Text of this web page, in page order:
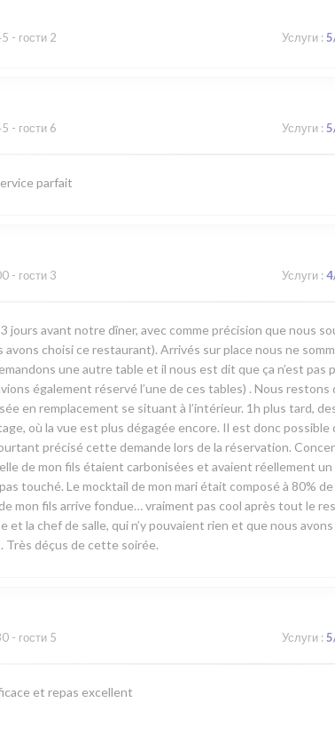
- гости 2 Услуги : 5
- гости 6 Услуги : 5
parfait
- гости 3 Услуги : 4
jours avant notre dîner, avec comme précision que nous
avons choisi ce restaurant). Arrivés sur place nous ne
une autre table et il nous est dit que ça n’est
également réservé l’une de ces tables) . Nous
en remplacement se situant à l’intérieur. 1h plus tard,
où la vue est plus dégagée encore. Il est donc
précisé cette demande lors de la réservation.
de mon fils étaient carbonisées et avaient réellement
pas touché. Le mocktail de mon mari était composé à 80%
mon fils arrive fondue… vraiment pas cool après tout le
et la chef de salle, qui n’y pouvaient rien et que nous
déçus de cette soirée.
- гости 5 Услуги : 5
et repas excellent